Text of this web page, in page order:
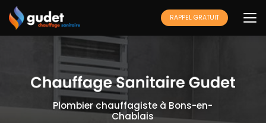
Aller
au
contenu
principal
RAPPEL GRATUIT
Plombier chauffagiste à Bons-en-
Chablais